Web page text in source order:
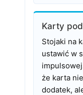
Karty
Stojaki na
ustawić w
że karta
dodatek,